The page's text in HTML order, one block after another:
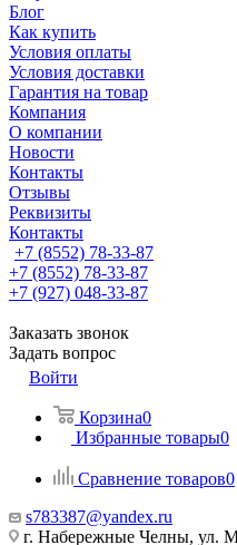
Блог
Как купить
Условия оплаты
Условия доставки
Гарантия на товар
Компания
О компании
Новости
Контакты
Отзывы
Реквизиты
Контакты
+7 (8552) 78-33-87
+7 (8552) 78-33-87
+7 (927) 048-33-87
Заказать звонок
Задать вопрос
Войти
Корзина0
Избранные товары0
Сравнение товаров0
s783387@yandex.ru
г. Набережные Челны, ул.